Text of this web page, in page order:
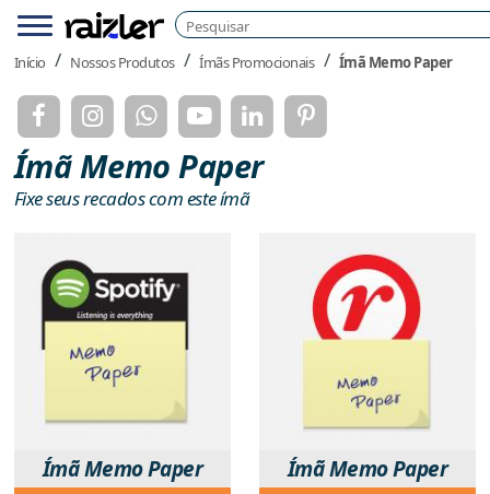
Menu Pesquisar
Início Nossos Produtos Ímãs Promocionais Ímã Memo Paper
Ímã Memo Paper
Fixe seus recados com este ímã
Ímã Memo Paper Ímã Memo Paper